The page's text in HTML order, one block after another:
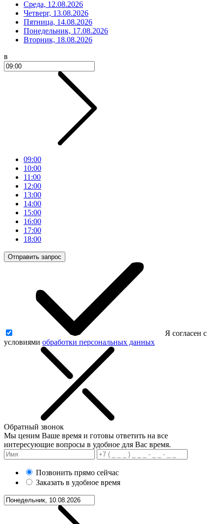
Среда, 12.08.2026
Четверг, 13.08.2026
Пятница, 14.08.2026
Понедельник, 17.08.2026
Вторник, 18.08.2026
в
09:00
10:00
11:00
12:00
13:00
14:00
15:00
16:00
17:00
18:00
Отправить запрос
Я согласен с
условиями обработки персональных данных
Обратный звонок
Мы ценим Ваше время и готовы ответить на все
интересующие вопросы в удобное для Вас время.
Позвонить прямо сейчас
Заказать в удобное время